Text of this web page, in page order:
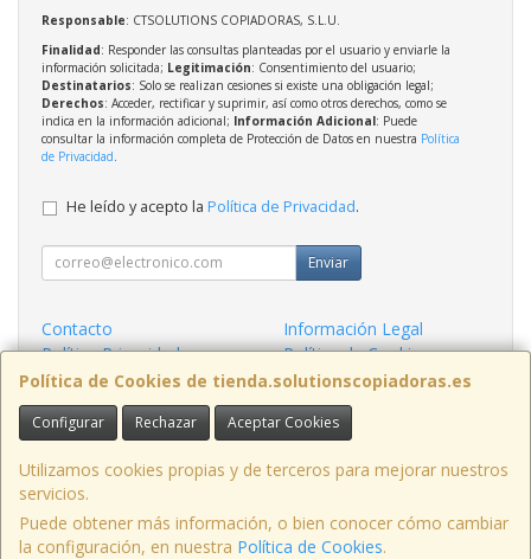
Política de Cookies de tienda.solutionscopiadoras.es
Configurar Rechazar Aceptar Cookies
Utilizamos cookies propias y de terceros para mejorar nuestros
servicios.
Puede obtener más información, o bien conocer cómo cambiar
la configuración, en nuestra Política de Cookies.
Responsable: CTSOLUTIONS COPIADORAS, S.L.U.
Finalidad: Responder las consultas planteadas por el usuario y enviarle la
información solicitada; Legitimación: Consentimiento del usuario;
Destinatarios: Solo se realizan cesiones si existe una obligación legal;
Derechos: Acceder, rectificar y suprimir, así como otros derechos, como se
indica en la información adicional; Información Adicional: Puede
consultar la información completa de Protección de Datos en nuestra Política
de Privacidad
He leído y acepto la Política de Privacidad.
Enviar
Contacto
Información Legal
Política Privacidad
Política de Cookies
Condiciones de Compra
Formas de Pago
Contacto
info@solutionscopiadoras.es
España. - C.I.F.: B45866688 - Tfno: 630988388